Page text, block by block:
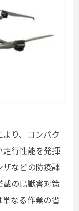
り、コンパク
走行性能を発揮
などの防疫課
の鳥獣害対策
なる作業の省